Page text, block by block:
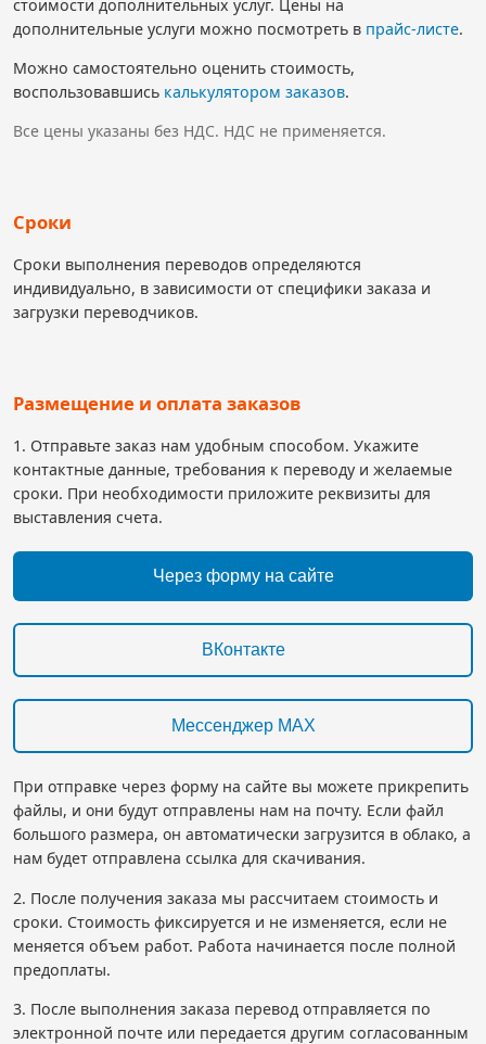
стоимости дополнительных услуг. Цены на
дополнительные услуги можно посмотреть в прайс-листе.
Можно самостоятельно оценить стоимость,
воспользовавшись калькулятором заказов.
Все цены указаны без НДС. НДС не применяется.
Сроки
Сроки выполнения переводов определяются
индивидуально, в зависимости от специфики заказа и
загрузки переводчиков.
Размещение и оплата заказов
1. Отправьте заказ нам удобным способом. Укажите
контактные данные, требования к переводу и желаемые
сроки. При необходимости приложите реквизиты для
выставления счета.
Через форму на сайте
ВКонтакте
Мессенджер MAX
При отправке через форму на сайте вы можете прикрепить
файлы, и они будут отправлены нам на почту. Если файл
большого размера, он автоматически загрузится в облако, а
нам будет отправлена ссылка для скачивания.
2. После получения заказа мы рассчитаем стоимость и
сроки. Стоимость фиксируется и не изменяется, если не
меняется объем работ. Работа начинается после полной
предоплаты.
3. После выполнения заказа перевод отправляется по
электронной почте или передается другим согласованным